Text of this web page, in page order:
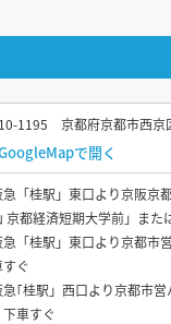
1195 京都府京都市西京
で開く
急「桂駅」東口より京阪京
京都経済短期大学前」また
急「桂駅」東口より京都市
ぐ
急｢桂駅」西口より京都市
車すぐ